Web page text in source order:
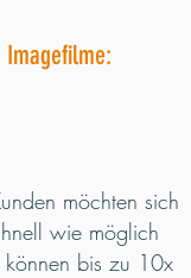
möchten sich
wie möglich
können bis zu 10x